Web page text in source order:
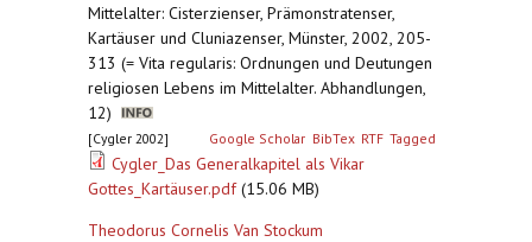
Mittelalter: Cisterzienser, Prämonstratenser,
Kartäuser und Cluniazenser, Münster, 2002, 205-
313 (= Vita regularis: Ordnungen und Deutungen
religiosen Lebens im Mittelalter. Abhandlungen,
12)
[Cygler 2002] Google Scholar BibTex RTF Tagged
Cygler_Das Generalkapitel als Vikar
Gottes_Kartäuser.pdf(15.06 MB)
Theodorus Cornelis Van Stockum